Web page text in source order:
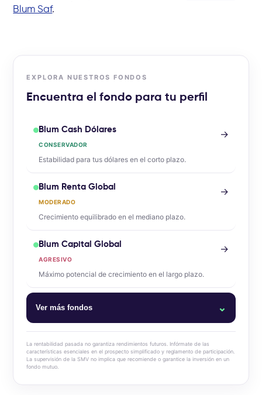
Blum Saf.
EXPLORA NUESTROS FONDOS
Encuentra el fondo para tu perfil
Blum Cash Dólares
CONSERVADOR
Estabilidad para tus dólares en el corto plazo.
→
Blum Renta Global
MODERADO
Crecimiento equilibrado en el mediano plazo.
→
Blum Capital Global
AGRESIVO
Máximo potencial de crecimiento en el largo plazo.
→
Ver más fondos ⌄
Blum Cash Dólares
La rentabilidad pasada no garantiza rendimientos futuros. Infórmate de las
características esenciales en el prospecto simplificado y reglamento de participación.
La supervisión de la SMV no implica que recomiende o garantice la inversión en un
fondo mutuo.